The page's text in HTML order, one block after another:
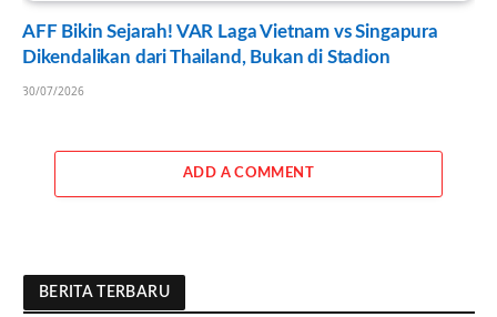
AFF Bikin Sejarah! VAR Laga Vietnam vs Singapura
Dikendalikan dari Thailand, Bukan di Stadion
30/07/2026
ADD A COMMENT
BERITA TERBARU